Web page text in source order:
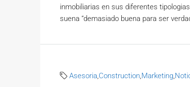
inmobiliarias en sus diferentes
suena “demasiado buena para ser
Asesoria,Construction,Marketing,